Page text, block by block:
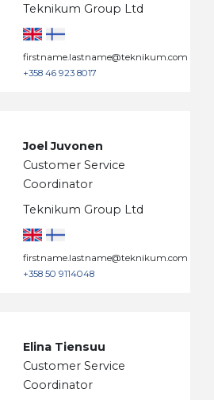
Teknikum Group Ltd
firstname.lastname@teknikum.com
+358 46 923 8017
Joel Juvonen
Customer Service
Coordinator
Teknikum Group Ltd
firstname.lastname@teknikum.com
+358 50 9114048
Elina Tiensuu
Customer Service
Coordinator